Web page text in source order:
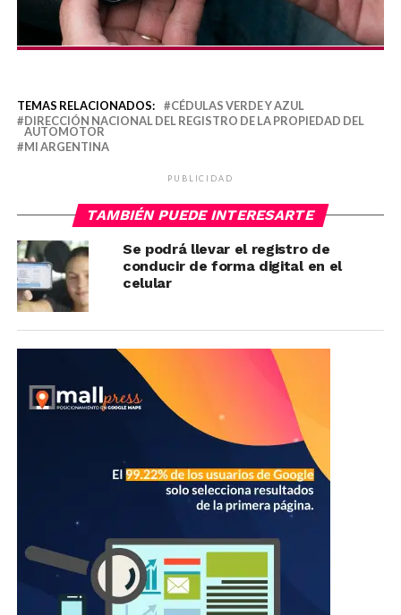
TEMAS RELACIONADOS:
CÉDULAS VERDE Y AZUL
DIRECCIÓN NACIONAL DEL REGISTRO DE LA PROPIEDAD DEL
AUTOMOTOR
MI ARGENTINA
PUBLICIDAD
TAMBIÉN PUEDE INTERESARTE
Se podrá llevar el registro de
conducir de forma digital en el
celular